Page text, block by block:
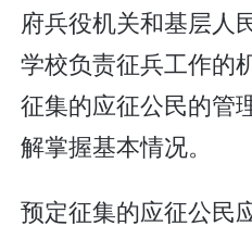
府兵役机关和基层人
学校负责征兵工作的
征集的应征公民的管
解掌握基本情况。
预定征集的应征公民